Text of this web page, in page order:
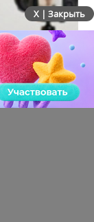
вошел в
X | Закрыть